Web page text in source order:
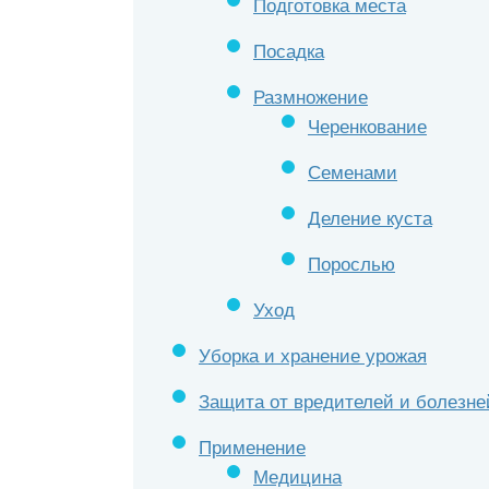
Подготовка места
Посадка
Размножение
Черенкование
Семенами
Деление куста
Порослью
Уход
Уборка и хранение урожая
Защита от вредителей и
Применение
Медицина